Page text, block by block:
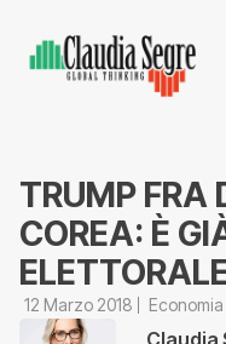
TRUMP FRA
COREA: È
12 Marzo 2018